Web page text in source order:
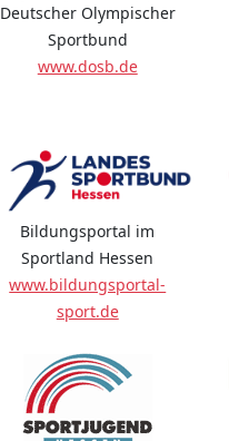
Deutscher Olympischer
Sportbund
www.dosb.de
Bildungsportal im
Sportland Hessen
www.bildungsportal-
sport.de